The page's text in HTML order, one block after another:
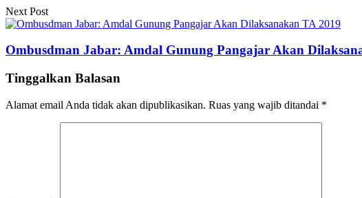
Next Post
Ombusdman Jabar: Amdal Gunung Pangajar Akan
Tinggalkan Balasan
Alamat email Anda tidak akan dipublikasikan. Ruas yang wajib ditandai *